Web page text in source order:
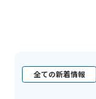
全ての新着情報